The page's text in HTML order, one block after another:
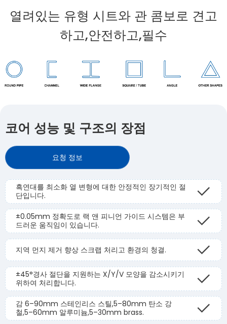
열려있는 유형 시트와 관 콤보로 견고
하고,안전하고,필수
코어 성능 및 구조의 장점
요청 정보
흑연대를 최소화 열 변형에 대한 안정적인 장기적인 절
단입니다.
±0.05mm 정확도로 랙 앤 피니언 가이드 시스템은 부
드러운 움직임이 있습니다.
지역 먼지 제거 향상 스크랩 처리고 환경의 청결.
±45°경사 절단을 지원하는 X/Y/V 모양을 감소시키기
위하여 처리합니다.
감 6–90mm 스테인리스 스틸,5–80mm 탄소 강
철,5–60mm 알루미늄,5–30mm brass.